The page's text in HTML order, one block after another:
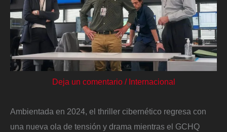
Deja un comentario / Internacional
Ambientada en 2024, el thriller cibernético regresa con
una nueva ola de tensión y drama mientras el GCHQ